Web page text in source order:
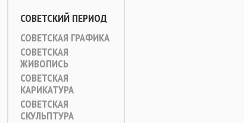
СОВЕТСКИЙ ПЕРИОД
СОВЕТСКАЯ ГРАФИКА
СОВЕТСКАЯ
ЖИВОПИСЬ
СОВЕТСКАЯ
КАРИКАТУРА
СОВЕТСКАЯ
СКУЛЬПТУРА